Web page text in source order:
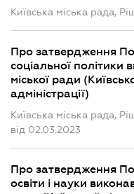
Київська міська рада,
Про затвердження
соціальної політики
міської ради
адміністрації)
Київська міська рада,
від 02.03.2023
Про затвердження
освіти і науки